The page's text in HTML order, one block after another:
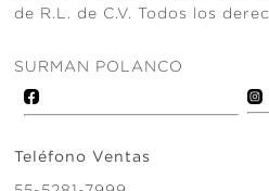
de R.L. de C.V. Todos los